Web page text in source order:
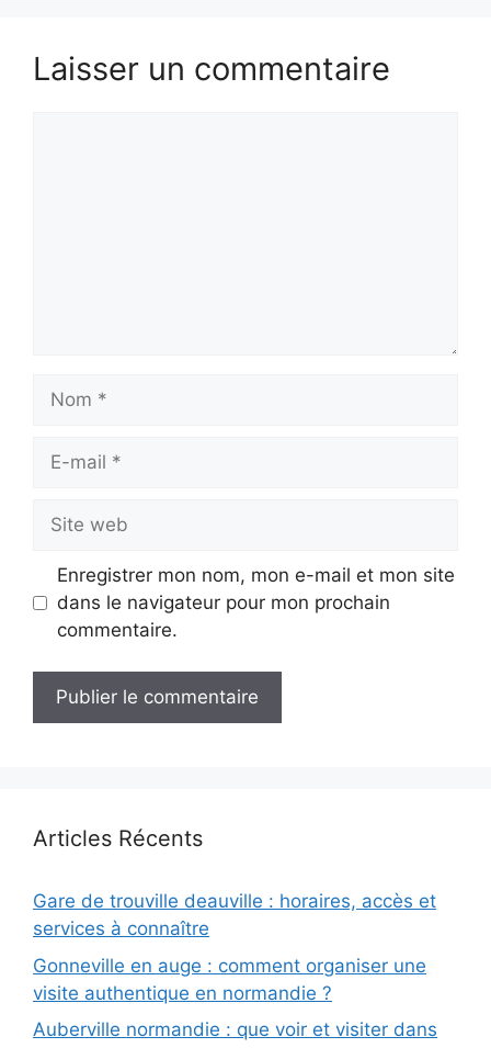
Laisser un commentaire
mail
web
Enregistrer mon nom, mon e-mail et mon site
dans le navigateur pour mon prochain
commentaire.
Articles Récents
Gare de trouville deauville : horaires, accès et
services à connaître
Gonneville en auge : comment organiser une
visite authentique en normandie ?
Auberville normandie : que voir et visiter dans